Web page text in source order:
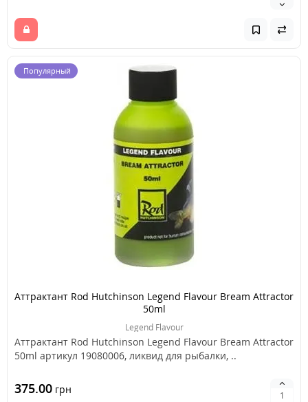
Популярный
Аттрактант Rod Hutchinson Legend Flavour Bream Attractor
50ml
Legend Flavour
Аттрактант Rod Hutchinson Legend Flavour Bream Attractor
50ml артикул 19080006, ликвид для рыбалки, ..
375.00 грн